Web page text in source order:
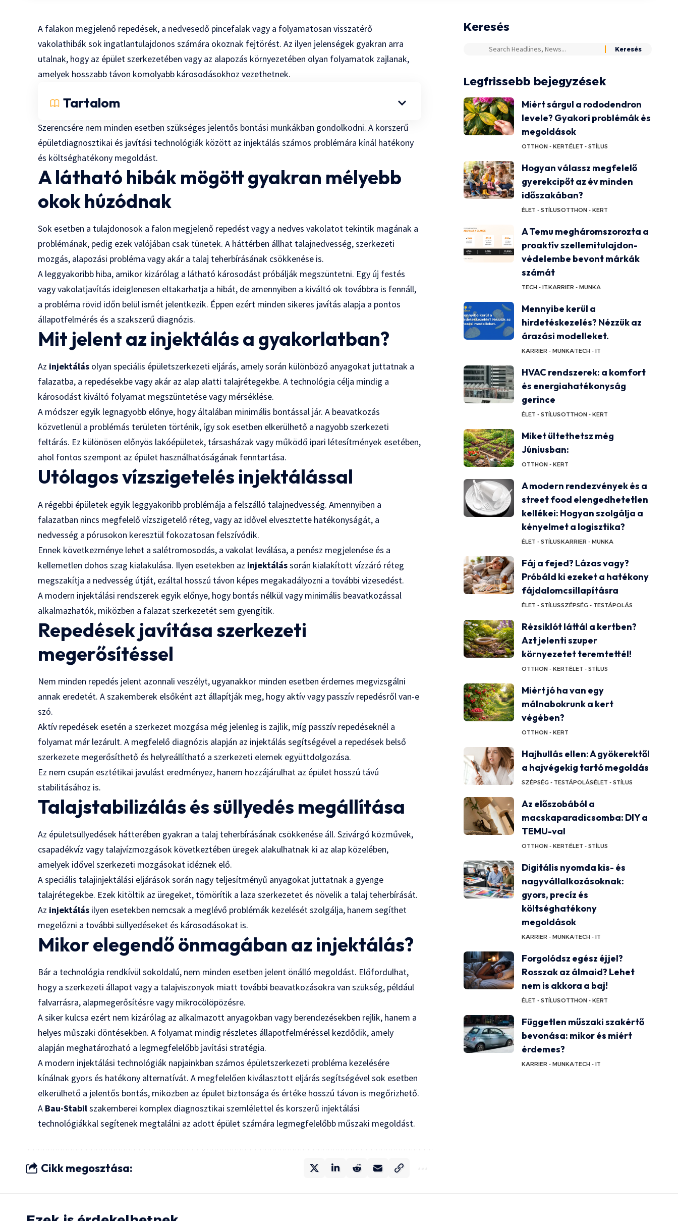
A falakon megjelenő repedések, a nedvesedő pincefalak vagy a folyamatosan visszatérő
vakolathibák sok ingatlantulajdonos számára okoznak fejtörést. Az ilyen jelenségek gyakran arra
utalnak, hogy az épület szerkezetében vagy az alapozás környezetében olyan folyamatok zajlanak,
amelyek hosszabb távon komolyabb károsodásokhoz vezethetnek.
Tartalom
Szerencsére nem minden esetben szükséges jelentős bontási munkákban gondolkodni. A korszerű
épületdiagnosztikai és javítási technológiák között az injektálás számos problémára kínál hatékony
és költséghatékony megoldást.
A látható hibák mögött gyakran mélyebb
okok húzódnak
Sok esetben a tulajdonosok a falon megjelenő repedést vagy a nedves vakolatot tekintik magának a
problémának, pedig ezek valójában csak tünetek. A háttérben állhat talajnedvesség, szerkezeti
mozgás, alapozási probléma vagy akár a talaj teherbírásának csökkenése is.
A leggyakoribb hiba, amikor kizárólag a látható károsodást próbálják megszüntetni. Egy új festés
vagy vakolatjavítás ideiglenesen eltakarhatja a hibát, de amennyiben a kiváltó ok továbbra is fennáll,
a probléma rövid időn belül ismét jelentkezik. Éppen ezért minden sikeres javítás alapja a pontos
állapotfelmérés és a szakszerű diagnózis.
Mit jelent az injektálás a gyakorlatban?
Az injektálás olyan speciális épületszerkezeti eljárás, amely során különböző anyagokat juttatnak a
falazatba, a repedésekbe vagy akár az alap alatti talajrétegekbe. A technológia célja mindig a
károsodást kiváltó folyamat megszüntetése vagy mérséklése.
A módszer egyik legnagyobb előnye, hogy általában minimális bontással jár. A beavatkozás
közvetlenül a problémás területen történik, így sok esetben elkerülhető a nagyobb szerkezeti
feltárás. Ez különösen előnyös lakóépületek, társasházak vagy működő ipari létesítmények esetében,
ahol fontos szempont az épület használhatóságának fenntartása.
Utólagos vízszigetelés injektálással
A régebbi épületek egyik leggyakoribb problémája a felszálló talajnedvesség. Amennyiben a
falazatban nincs megfelelő vízszigetelő réteg, vagy az idővel elvesztette hatékonyságát, a
nedvesség a pórusokon keresztül fokozatosan felszívódik.
Ennek következménye lehet a salétromosodás, a vakolat leválása, a penész megjelenése és a
kellemetlen dohos szag kialakulása. Ilyen esetekben az injektálássorán kialakított vízzáró réteg
megszakítja a nedvesség útját, ezáltal hosszú távon képes megakadályozni a további vizesedést.
A modern injektálási rendszerek egyik előnye, hogy bontás nélkül vagy minimális beavatkozással
alkalmazhatók, miközben a falazat szerkezetét sem gyengítik.
Repedések javítása szerkezeti
megerősítéssel
Nem minden repedés jelent azonnali veszélyt, ugyanakkor minden esetben érdemes megvizsgálni
annak eredetét. A szakemberek elsőként azt állapítják meg, hogy aktív vagy passzív repedésről van-e
szó.
Aktív repedések esetén a szerkezet mozgása még jelenleg is zajlik, míg passzív repedéseknél a
folyamat már lezárult. A megfelelő diagnózis alapján az injektálás segítségével a repedések belső
szerkezete megerősíthető és helyreállítható a szerkezeti elemek együttdolgozása.
Ez nem csupán esztétikai javulást eredményez, hanem hozzájárulhat az épület hosszú távú
stabilitásához is.
Talajstabilizálás és süllyedés megállítása
Az épületsüllyedések hátterében gyakran a talaj teherbírásának csökkenése áll. Szivárgó közművek,
csapadékvíz vagy talajvízmozgások következtében üregek alakulhatnak ki az alap közelében,
amelyek idővel szerkezeti mozgásokat idéznek elő.
A speciális talajinjektálási eljárások során nagy teljesítményű anyagokat juttatnak a gyenge
talajrétegekbe. Ezek kitöltik az üregeket, tömörítik a laza szerkezetet és növelik a talaj teherbírását.
Az injektálás ilyen esetekben nemcsak a meglévő problémák kezelését szolgálja, hanem segíthet
megelőzni a további süllyedéseket és károsodásokat is.
Mikor elegendő önmagában az injektálás?
Bár a technológia rendkívül sokoldalú, nem minden esetben jelent önálló megoldást. Előfordulhat,
hogy a szerkezeti állapot vagy a talajviszonyok miatt további beavatkozásokra van szükség, például
falvarrásra, alapmegerősítésre vagy mikrocölöpözésre.
A siker kulcsa ezért nem kizárólag az alkalmazott anyagokban vagy berendezésekben rejlik, hanem a
helyes műszaki döntésekben. A folyamat mindig részletes állapotfelméréssel kezdődik, amely
alapján meghatározható a legmegfelelőbb javítási stratégia.
A modern injektálási technológiák napjainkban számos épületszerkezeti probléma kezelésére
kínálnak gyors és hatékony alternatívát. A megfelelően kiválasztott eljárás segítségével sok esetben
elkerülhető a jelentős bontás, miközben az épület biztonsága és értéke hosszú távon is megőrizhető.
A Bau-Stabilszakemberei komplex diagnosztikai szemlélettel és korszerű injektálási
technológiákkal segítenek megtalálni az adott épület számára legmegfelelőbb műszaki megoldást.
Cikk megosztása:
Keresés
Legfrissebb bejegyzések
Miért sárgul a rododendron
levele? Gyakori problémák és
megoldások
OTTHON - KERTÉLET - STÍLUS
Hogyan válassz megfelelő
gyerekcipőt az év minden
időszakában?
ÉLET - STÍLUSOTTHON - KERT
A Temu megháromszorozta a
proaktív szellemitulajdon-
védelembe bevont márkák
számát
TECH - ITKARRIER - MUNKA
Mennyibe kerül a
hirdetéskezelés? Nézzük az
árazási modelleket.
KARRIER - MUNKATECH - IT
HVAC rendszerek: a komfort
és energiahatékonyság
gerince
ÉLET - STÍLUSOTTHON - KERT
Miket ültethetsz még
Júniusban:
OTTHON - KERT
A modern rendezvények és a
street food elengedhetetlen
kellékei: Hogyan szolgálja a
kényelmet a logisztika?
ÉLET - STÍLUSKARRIER - MUNKA
Fáj a fejed? Lázas vagy?
Próbáld ki ezeket a hatékony
fájdalomcsillapításra
ÉLET - STÍLUSSZÉPSÉG - TESTÁPOLÁS
Rézsiklót láttál a kertben?
Azt jelenti szuper
környezetet teremtettél!
OTTHON - KERTÉLET - STÍLUS
Miért jó ha van egy
málnabokrunk a kert
végében?
OTTHON - KERT
Hajhullás ellen: A gyökerektől
a hajvégekig tartó megoldás
SZÉPSÉG - TESTÁPOLÁSÉLET - STÍLUS
Az előszobából a
macskaparadicsomba: DIY a
TEMU-val
OTTHON - KERTÉLET - STÍLUS
Digitális nyomda kis- és
nagyvállalkozásoknak:
gyors, precíz és
költséghatékony
megoldások
KARRIER - MUNKATECH - IT
Forgolódsz egész éjjel?
Rosszak az álmaid? Lehet
nem is akkora a baj!
ÉLET - STÍLUSOTTHON - KERT
Független műszaki szakértő
bevonása: mikor és miért
érdemes?
KARRIER - MUNKATECH - IT